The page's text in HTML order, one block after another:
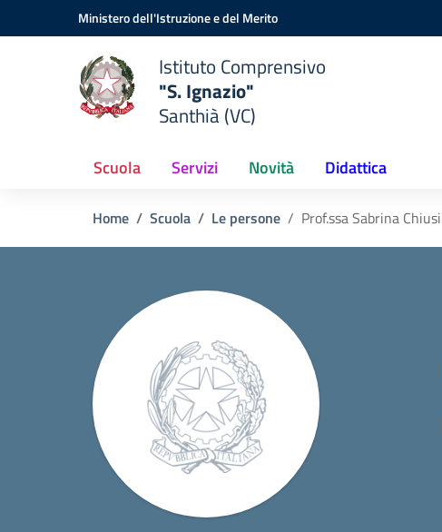
Vai ai contenuti
Vai al menu di navigazioneMinistero dell'Istruzione e del Merito
Istituto Comprensivo
"S. Ignazio"
Santhià (VC)
Scuola Servizi Novità Didattica
Home Scuola Le persone Prof.ssa Sabrina Chiusi